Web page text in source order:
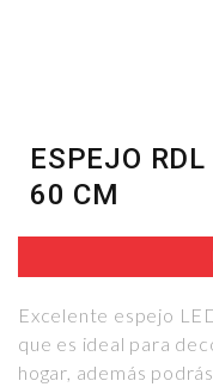
ESPEJO RDL
60 CM
Excelente espejo
que es ideal para
hogar, además